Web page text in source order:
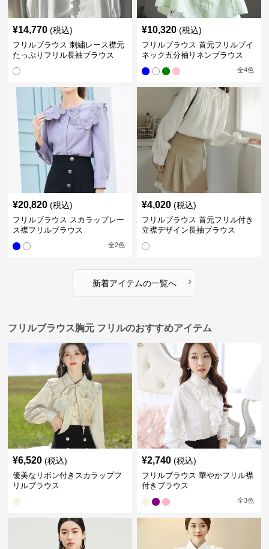
¥14,770 (税込)
フリルブラウス 刺繍レース襟元
たっぷりフリル長袖ブラウス
¥10,320 (税込)
フリルブラウス 首元フリルブイ
ネック五分袖リネンブラウス
全4色
¥20,820 (税込)
フリルブラウス スカラップレー
ス襟フリルブラウス
全2色
¥4,020 (税込)
フリルブラウス 首元フリル付き
立襟デザイン長袖ブラウス
新着アイテムの一覧へ ›
フリルブラウス胸元 フリルのおすすめアイテム
¥6,520 (税込)
優美なリボン付きスカラップフ
リルブラウス
¥2,740 (税込)
フリルブラウス 華やかフリル襟
付きブラウス
全3色